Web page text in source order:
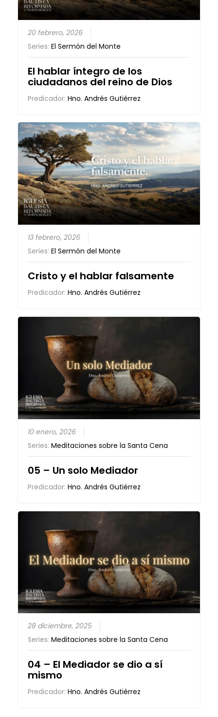
20 febrero, 2026
Series:El Sermón del Monte
El hablar íntegro de los
ciudadanos del reino de Dios
Predicador:Hno. Andrés Gutiérrez
13 febrero, 2026
Series:El Sermón del Monte
Cristo y el hablar falsamente
Predicador:Hno. Andrés Gutiérrez
10 enero, 2026
Series:Meditaciones sobre la Santa Cena
05 – Un solo Mediador
Predicador:Hno. Andrés Gutiérrez
28 diciembre, 2025
Series:Meditaciones sobre la Santa Cena
04 – El Mediador se dio a sí
mismo
Predicador:Hno. Andrés Gutiérrez